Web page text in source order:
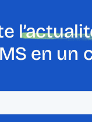
en un